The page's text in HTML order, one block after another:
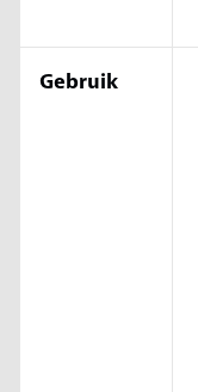
Gebruik